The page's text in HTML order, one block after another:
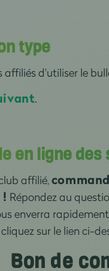
type
affiliés d'utiliser le
.
en ligne
affilié,
Répondez au
enverra
sur le lien ci-
Bon de